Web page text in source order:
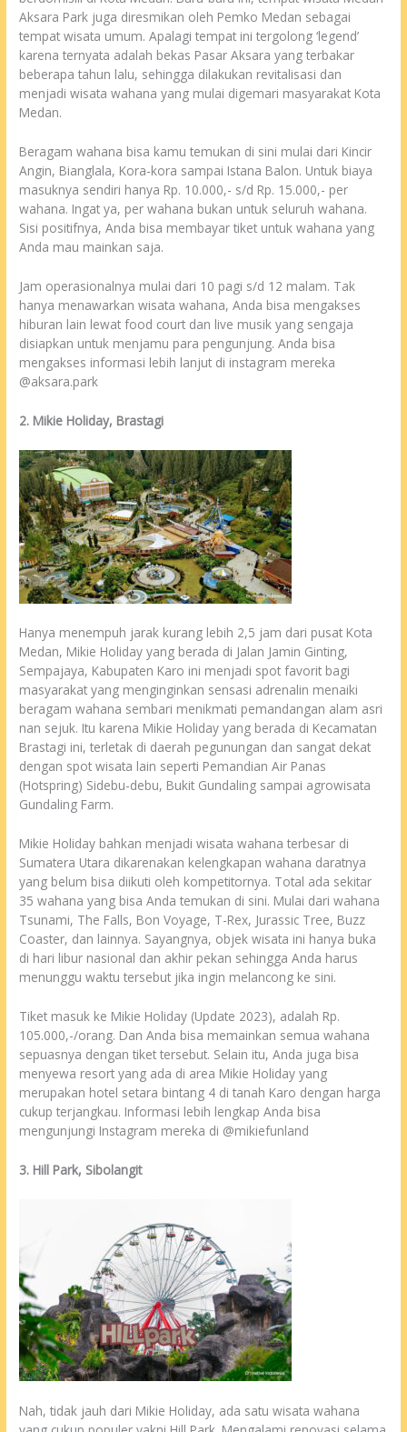
Aksara Park juga diresmikan oleh Pemko Medan sebagai
tempat wisata umum. Apalagi tempat ini tergolong ‘legend’
karena ternyata adalah bekas Pasar Aksara yang terbakar
beberapa tahun lalu, sehingga dilakukan revitalisasi dan
menjadi wisata wahana yang mulai digemari masyarakat Kota
Medan.
Beragam wahana bisa kamu temukan di sini mulai dari Kincir
Angin, Bianglala, Kora-kora sampai Istana Balon. Untuk biaya
masuknya sendiri hanya Rp. 10.000,- s/d Rp. 15.000,- per
wahana. Ingat ya, per wahana bukan untuk seluruh wahana.
Sisi positifnya, Anda bisa membayar tiket untuk wahana yang
Anda mau mainkan saja.
Jam operasionalnya mulai dari 10 pagi s/d 12 malam. Tak
hanya menawarkan wisata wahana, Anda bisa mengakses
hiburan lain lewat food court dan live musik yang sengaja
disiapkan untuk menjamu para pengunjung. Anda bisa
mengakses informasi lebih lanjut di instagram mereka
@aksara.park
2. Mikie Holiday, Brastagi
Hanya menempuh jarak kurang lebih 2,5 jam dari pusat Kota
Medan, Mikie Holiday yang berada di Jalan Jamin Ginting,
Sempajaya, Kabupaten Karo ini menjadi spot favorit bagi
masyarakat yang menginginkan sensasi adrenalin menaiki
beragam wahana sembari menikmati pemandangan alam asri
nan sejuk. Itu karena Mikie Holiday yang berada di Kecamatan
Brastagi ini, terletak di daerah pegunungan dan sangat dekat
dengan spot wisata lain seperti Pemandian Air Panas
(Hotspring) Sidebu-debu, Bukit Gundaling sampai agrowisata
Gundaling Farm.
Mikie Holiday bahkan menjadi wisata wahana terbesar di
Sumatera Utara dikarenakan kelengkapan wahana daratnya
yang belum bisa diikuti oleh kompetitornya. Total ada sekitar
35 wahana yang bisa Anda temukan di sini. Mulai dari wahana
Tsunami, The Falls, Bon Voyage, T-Rex, Jurassic Tree, Buzz
Coaster, dan lainnya. Sayangnya, objek wisata ini hanya buka
di hari libur nasional dan akhir pekan sehingga Anda harus
menunggu waktu tersebut jika ingin melancong ke sini.
Tiket masuk ke Mikie Holiday (Update 2023), adalah Rp.
105.000,-/orang. Dan Anda bisa memainkan semua wahana
sepuasnya dengan tiket tersebut. Selain itu, Anda juga bisa
menyewa resort yang ada di area Mikie Holiday yang
merupakan hotel setara bintang 4 di tanah Karo dengan harga
cukup terjangkau. Informasi lebih lengkap Anda bisa
mengunjungi Instagram mereka di @mikiefunland
3. Hill Park, Sibolangit
Nah, tidak jauh dari Mikie Holiday, ada satu wisata wahana